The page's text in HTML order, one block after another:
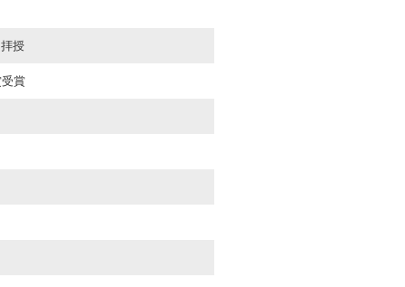
授
賞